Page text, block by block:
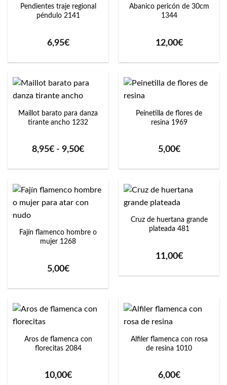
Pendientes traje regional
péndulo 2141
6,95€
Abanico pericón de 30cm
1344
12,00€
Maillot barato para danza
tirante ancho 1232
8,95€ - 9,50€Rango
precios:
8,95€
hasta
9,50€
Peinetilla de flores de
resina 1969
5,00€
Fajín flamenco hombre o
mujer 1268
5,00€
Cruz de huertana grande
plateada 481
11,00€
Aros de flamenca con
florecitas 2084
10,00€
Alfiler flamenca con rosa
de resina 1010
6,00€